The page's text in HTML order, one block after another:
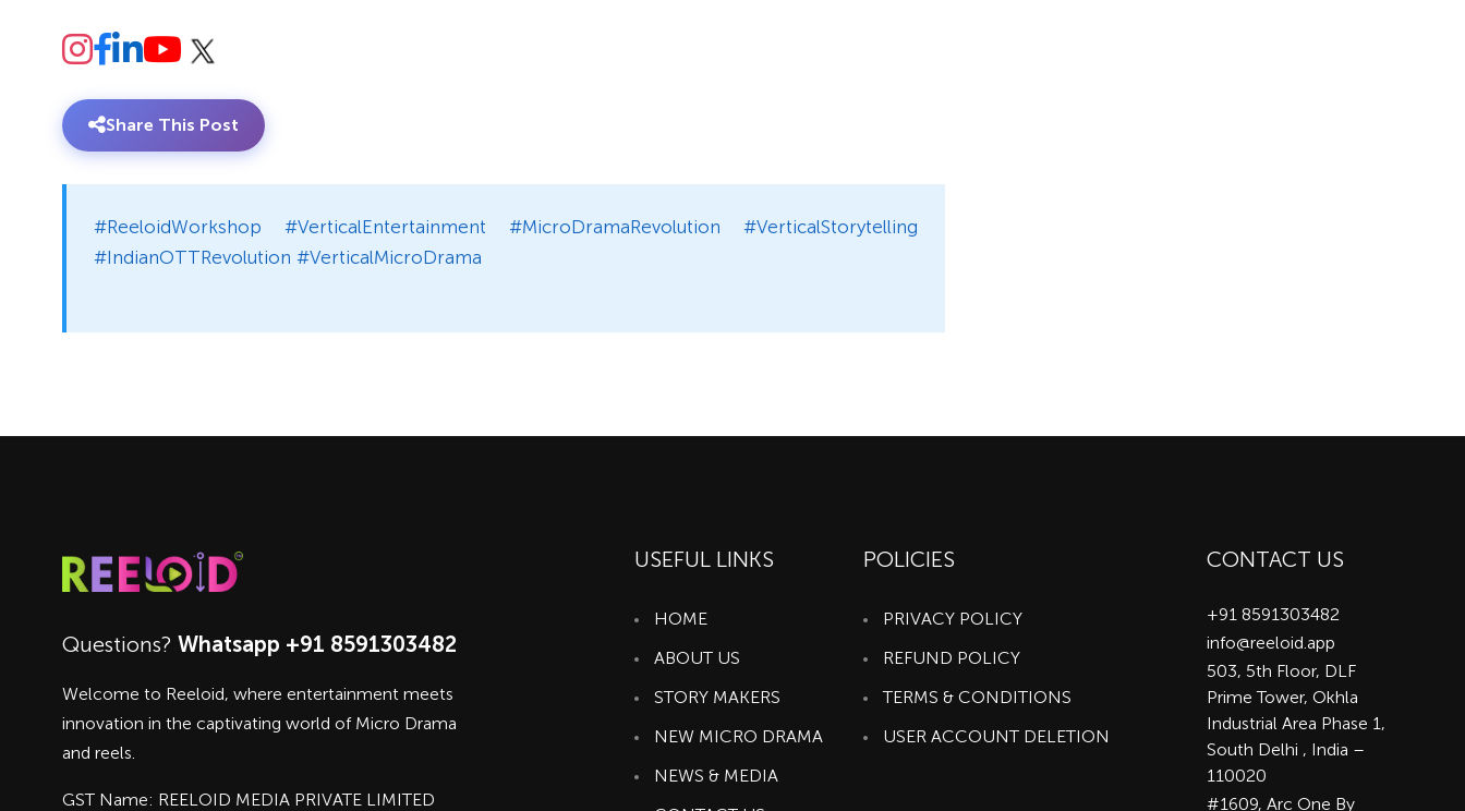
Share This Post
#ReeloidWorkshop #VerticalEntertainment #MicroDramaRevolution #VerticalStorytelling
#IndianOTTRevolution #VerticalMicroDrama
Questions? Whatsapp +91 8591303482
Welcome to Reeloid, where entertainment meets
innovation in the captivating world of Micro Drama
and reels.
GST Name: REELOID MEDIA PRIVATE LIMITED
USEFUL LINKS
HOME
ABOUT US
STORY MAKERS
NEW MICRO DRAMA
NEWS & MEDIA
POLICIES
PRIVACY POLICY
REFUND POLICY
TERMS & CONDITIONS
USER ACCOUNT DELETION
CONTACT US
+91 8591303482
info@reeloid.app
503, 5th Floor, DLF
Prime Tower, Okhla
Industrial Area Phase 1,
South Delhi , India –
110020
#1609, Arc One By